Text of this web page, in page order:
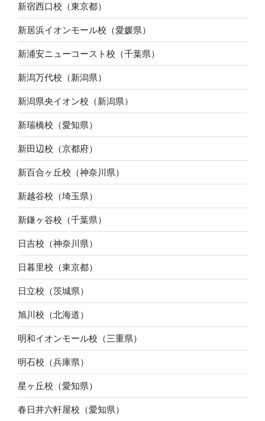
新宿西口校（東京都）
新居浜イオンモール校（愛媛県）
新浦安ニューコースト校（千葉県）
新潟万代校（新潟県）
新潟県央イオン校（新潟県）
新瑞橋校（愛知県）
新田辺校（京都府）
新百合ヶ丘校（神奈川県）
新越谷校（埼玉県）
新鎌ヶ谷校（千葉県）
日吉校（神奈川県）
日暮里校（東京都）
日立校（茨城県）
旭川校（北海道）
明和イオンモール校（三重県）
明石校（兵庫県）
星ヶ丘校（愛知県）
春日井六軒屋校（愛知県）